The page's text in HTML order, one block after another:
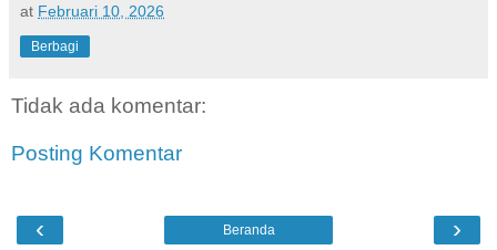
at Februari 10, 2026
Berbagi
Tidak ada komentar:
Posting Komentar
‹ ›
Beranda